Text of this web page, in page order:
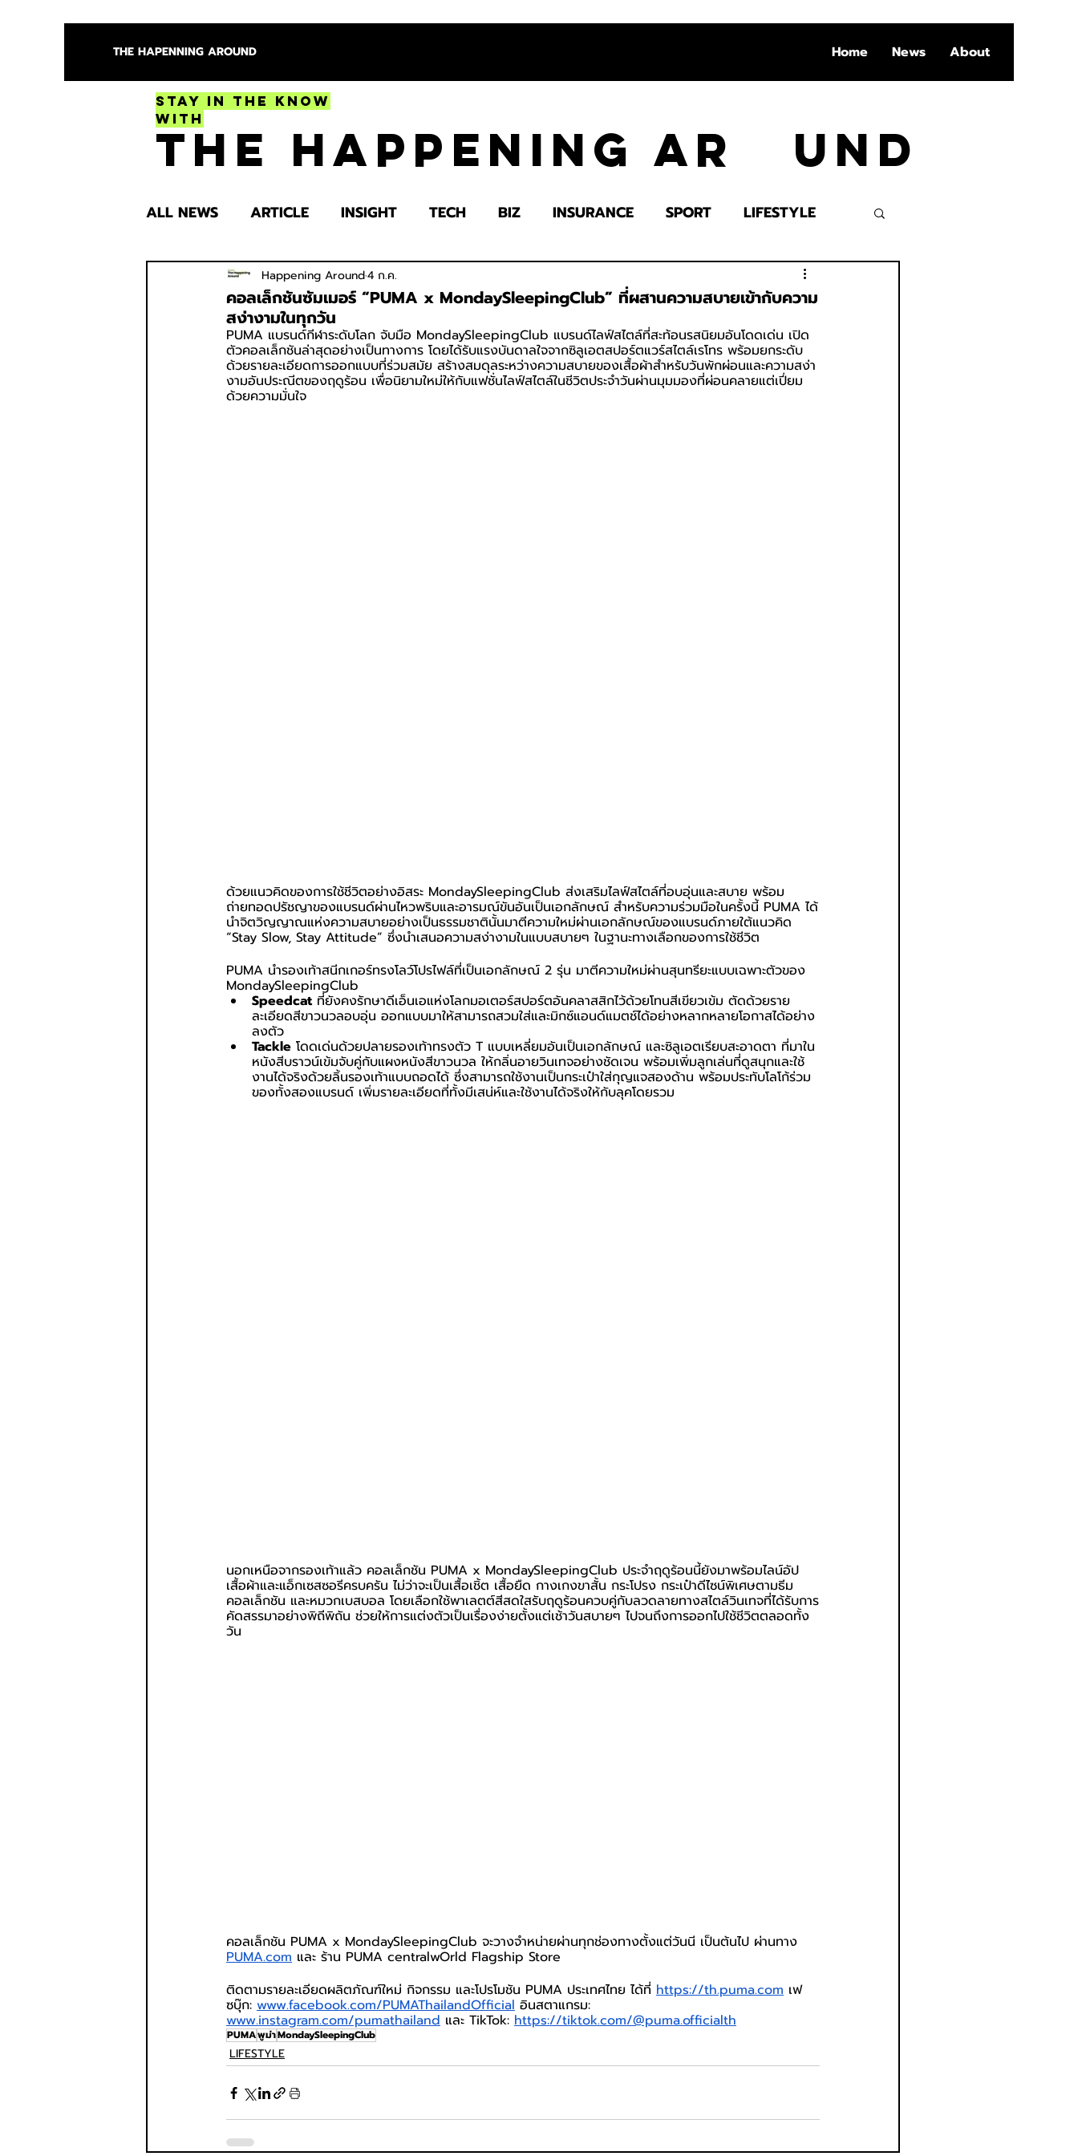
THE HAPENNING AROUND Home News About
Stay in the Know
With
The Happening Ar und
ALL NEWS ARTICLE INSIGHT TECH BIZ INSURANCE SPORT LIFESTYLE
ENTERTAINMENT HEALTH
SPOTLIGHT TRY
คอลเล็กชันซัมเมอร์ “PUMA x MondaySleepingClub” ที่ผสานความสบายเข้ากับความ
สง่างามในทุกวัน
Happening Around4 ก.ค.
PUMA แบรนด์กีฬาระดับโลก จับมือ MondaySleepingClub แบรนด์ไลฟ์สไตล์ที่สะท้อนรสนิยมอันโดดเด่น เปิด
ตัวคอลเล็กชันล่าสุดอย่างเป็นทางการ โดยได้รับแรงบันดาลใจจากซิลูเอตสปอร์ตแวร์สไตล์เรโทร พร้อมยกระดับ
ด้วยรายละเอียดการออกแบบที่ร่วมสมัย สร้างสมดุลระหว่างความสบายของเสื้อผ้าสำหรับวันพักผ่อนและความสง่า
งามอันประณีตของฤดูร้อน เพื่อนิยามใหม่ให้กับแฟชั่นไลฟ์สไตล์ในชีวิตประจำวันผ่านมุมมองที่ผ่อนคลายแต่เปี่ยม
ด้วยความมั่นใจ
ด้วยแนวคิดของการใช้ชีวิตอย่างอิสระ MondaySleepingClub ส่งเสริมไลฟ์สไตล์ที่อบอุ่นและสบาย พร้อม
ถ่ายทอดปรัชญาของแบรนด์ผ่านไหวพริบและอารมณ์ขันอันเป็นเอกลักษณ์ สำหรับความร่วมมือในครั้งนี้ PUMA ได้
นำจิตวิญญาณแห่งความสบายอย่างเป็นธรรมชาตินั้นมาตีความใหม่ผ่านเอกลักษณ์ของแบรนด์ภายใต้แนวคิด
“Stay Slow, Stay Attitude” ซึ่งนำเสนอความสง่างามในแบบสบายๆ ในฐานะทางเลือกของการใช้ชีวิต
PUMA นำรองเท้าสนีกเกอร์ทรงโลว์โปรไฟล์ที่เป็นเอกลักษณ์ 2 รุ่น มาตีความใหม่ผ่านสุนทรียะแบบเฉพาะตัวของ
MondaySleepingClub
Speedcat ที่ยังคงรักษาดีเอ็นเอแห่งโลกมอเตอร์สปอร์ตอันคลาสสิกไว้ด้วยโทนสีเขียวเข้ม ตัดด้วยราย
ละเอียดสีขาวนวลอบอุ่น ออกแบบมาให้สามารถสวมใส่และมิกซ์แอนด์แมตช์ได้อย่างหลากหลายโอกาสได้อย่าง
ลงตัว
Tackle โดดเด่นด้วยปลายรองเท้าทรงตัว T แบบเหลี่ยมอันเป็นเอกลักษณ์ และซิลูเอตเรียบสะอาดตา ที่มาใน
หนังสีบราวน์เข้มจับคู่กับแผงหนังสีขาวนวล ให้กลิ่นอายวินเทจอย่างชัดเจน พร้อมเพิ่มลูกเล่นที่ดูสนุกและใช้
งานได้จริงด้วยลิ้นรองเท้าแบบถอดได้ ซึ่งสามารถใช้งานเป็นกระเป๋าใส่กุญแจสองด้าน พร้อมประทับโลโก้ร่วม
ของทั้งสองแบรนด์ เพิ่มรายละเอียดที่ทั้งมีเสน่ห์และใช้งานได้จริงให้กับลุคโดยรวม
นอกเหนือจากรองเท้าแล้ว คอลเล็กชัน PUMA x MondaySleepingClub ประจำฤดูร้อนนี้ยังมาพร้อมไลน์อัป
เสื้อผ้าและแอ็กเซสซอรีครบครัน ไม่ว่าจะเป็นเสื้อเชิ้ต เสื้อยืด กางเกงขาสั้น กระโปรง กระเป๋าดีไซน์พิเศษตามธีม
คอลเล็กชัน และหมวกเบสบอล โดยเลือกใช้พาเลตต์สีสดใสรับฤดูร้อนควบคู่กับลวดลายทางสไตล์วินเทจที่ได้รับการ
คัดสรรมาอย่างพิถีพิถัน ช่วยให้การแต่งตัวเป็นเรื่องง่ายตั้งแต่เช้าวันสบายๆ ไปจนถึงการออกไปใช้ชีวิตตลอดทั้ง
วัน
คอลเล็กชัน PUMA x MondaySleepingClub จะวางจำหน่ายผ่านทุกช่องทางตั้งแต่วันนี เป็นต้นไป ผ่านทาง
PUMA.com และ ร้าน PUMA centralwOrld Flagship Store
ติดตามรายละเอียดผลิตภัณฑ์ใหม่ กิจกรรม และโปรโมชัน PUMA ประเทศไทย ได้ที่ https://th.puma.com เฟ
ซบุ๊ก: www.facebook.com/PUMAThailandOfficial อินสตาแกรม:
www.instagram.com/pumathailand และ TikTok: https://tiktok.com/@puma.officialth
PUMAพูม่าMondaySleepingClub
LIFESTYLE